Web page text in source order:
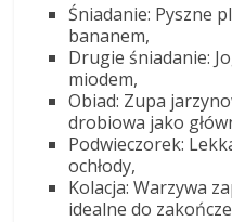
Śniadanie: Pyszne
bananem,
Drugie śniadanie:
miodem,
Obiad: Zupa
drobiowa jako
Podwieczorek:
ochłody,
Kolacja: Warzywa
idealne do